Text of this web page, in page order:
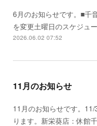
6月のお知らせです。■千
を変更土曜日のスケジュ
2026.06.02 07:52
11月のお知らせ
11月のお知らせです。
ります。新栄葵店：休館